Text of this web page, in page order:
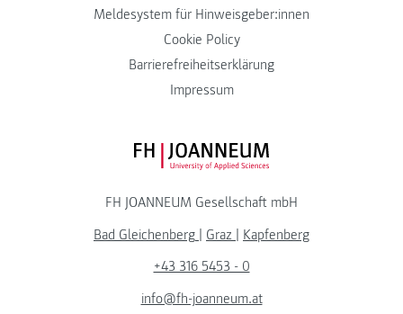
Meldesystem für Hinweisgeber:innen
Cookie Policy
Barrierefreiheitserklärung
Impressum
FH JOANNEUM Logo
FH JOANNEUM Gesellschaft mbH
Bad Gleichenberg | Graz | Kapfenberg
+43 316 5453 - 0
info@fh-joanneum.at